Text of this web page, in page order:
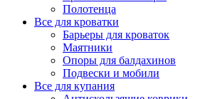
Полотенца
Все для кроватки
Барьеры для кроваток
Маятники
Опоры для балдахинов
Подвески и мобили
Все для купания